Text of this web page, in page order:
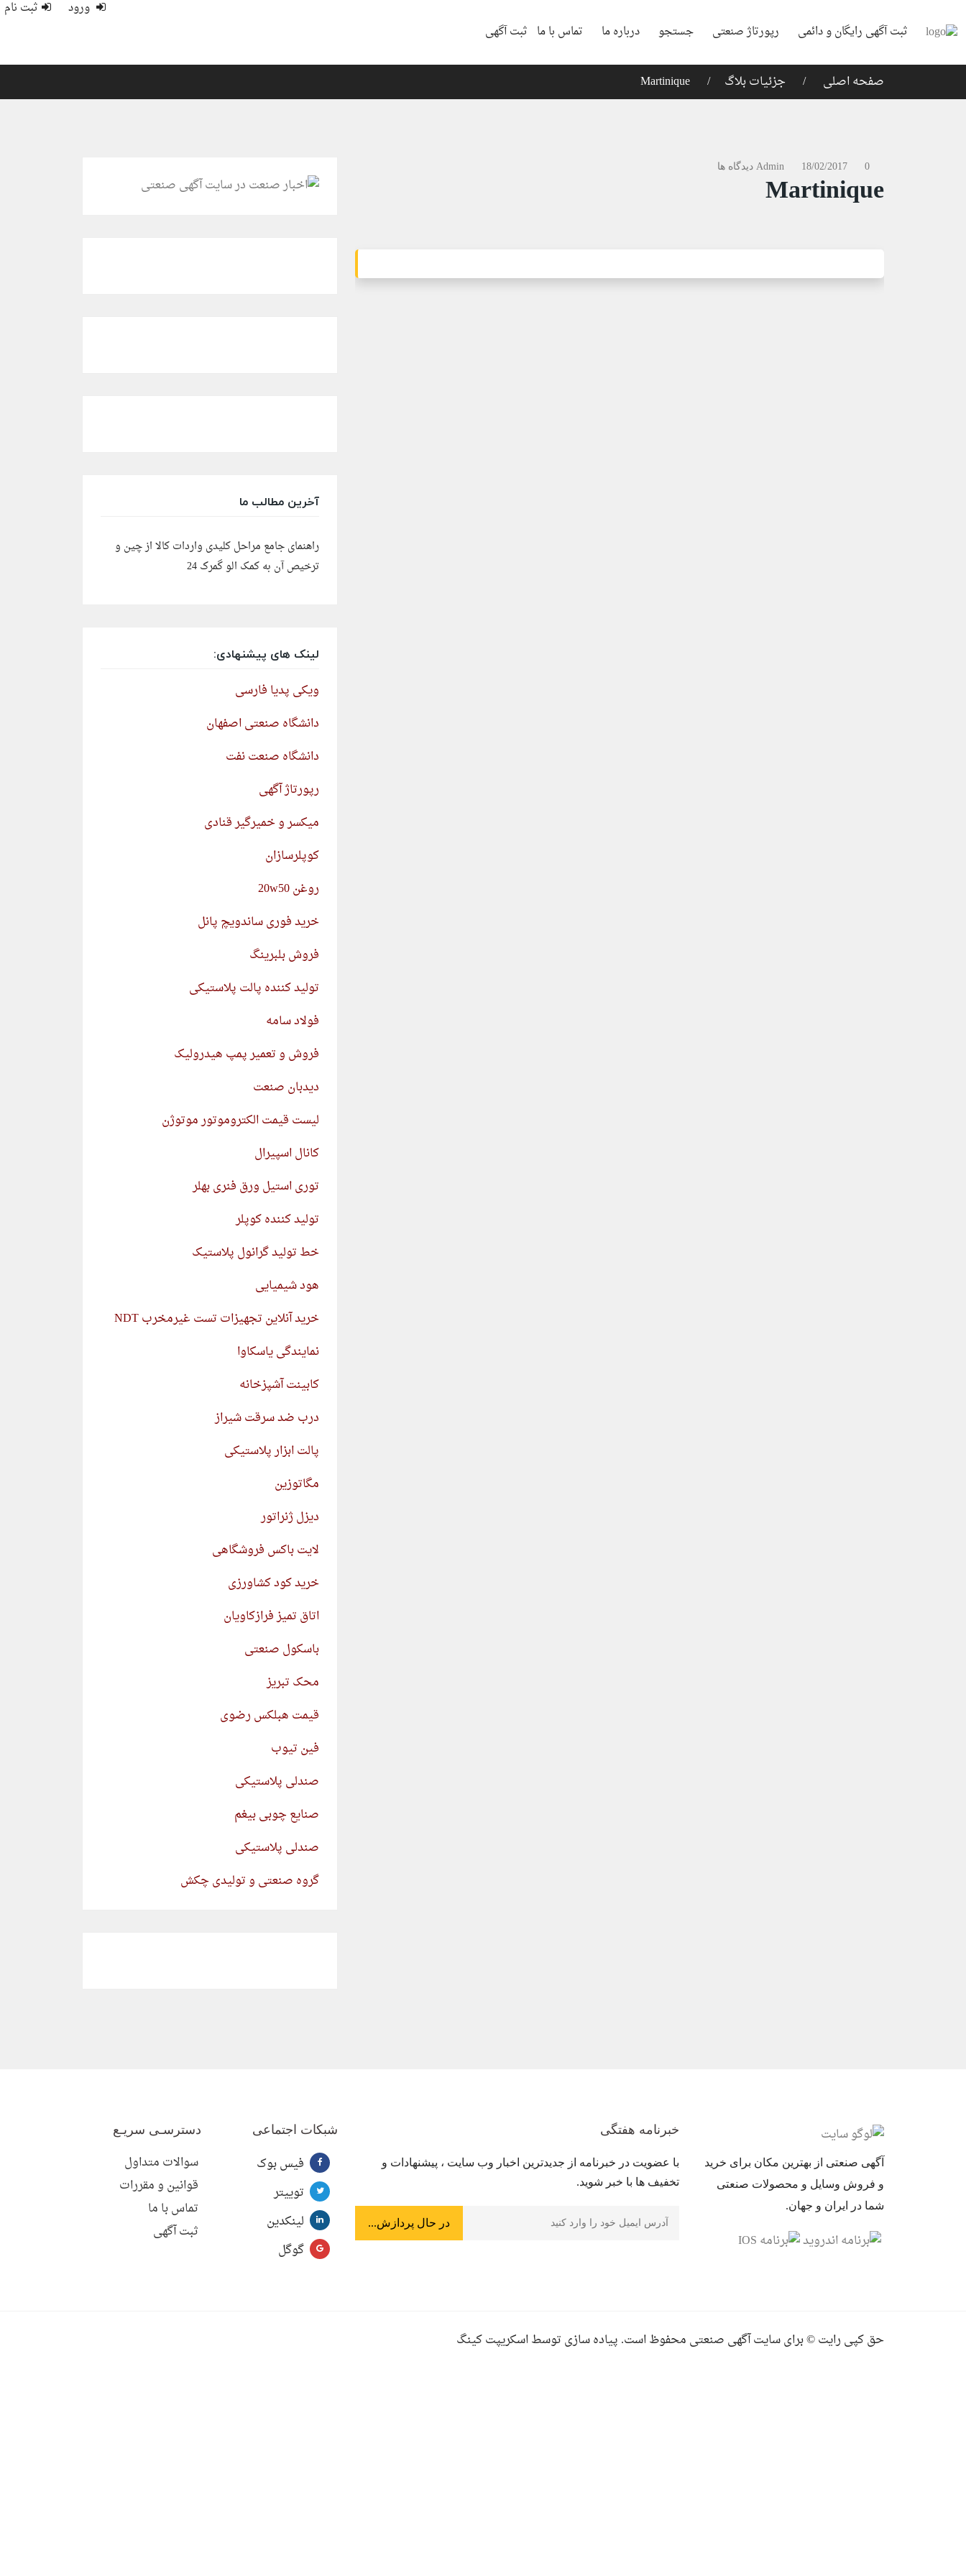
ثبت آگهی رایگان و دائمی رپورتاژ صنعتی جستجو درباره ما تماس با ما ثبت آگهی
ورود ثبت نام
صفحه اصلی جزئیات بلاگ Martinique
Admin 18/02/2017 0 دیدگاه ها
Martinique
آخرین مطالب ما
راهنمای جامع مراحل کلیدی واردات کالا از چین و
ترخیص آن به کمک الو گمرک 24
لینک های پیشنهادی:
ویکی پدیا فارسی
دانشگاه صنعتی اصفهان
دانشگاه صنعت نفت
رپورتاژ آگهی
میکسر و خمیرگیر قنادی
کوپلرسازان
روغن 20w50
خرید فوری ساندویچ پانل
فروش بلبرینگ
تولید کننده پالت پلاستیکی
فولاد سامه
فروش و تعمیر پمپ هیدرولیک
دیدبان صنعت
لیست قیمت الکتروموتور موتوژن
کانال اسپیرال
توری استیل ورق فنری بهلر
تولید کننده کوپلر
خط تولید گرانول پلاستیک
هود شیمیایی
خرید آنلاین تجهیزات تست غیرمخرب NDT
نمایندگی یاسکاوا
کابینت آشپزخانه
درب ضد سرقت شیراز
پالت ابزار پلاستیکی
مگاتوزین
دیزل ژنراتور
لایت باکس فروشگاهی
خرید کود کشاورزی
اتاق تمیز فرازکاویان
باسکول صنعتی
محک تبریز
قیمت هبلکس رضوی
فین تیوب
صندلی پلاستیکی
صنایع چوبی بیغم
صندلی پلاستیکی
گروه صنعتی و تولیدی چکش
آگهی صنعتی از بهترین مکان برای خرید
و فروش وسایل و محصولات صنعتی
شما در ایران و جهان.
خبرنامه هفتگی
با عضویت در خبرنامه از جدیدترین اخبار وب سایت ، پیشنهادات و
تخفیف ها با خبر شوید.
شبکات اجتماعی
فیس بوک
توییتر
لینکدین
گوگل
دسترسـی سریـع
سوالات متداول
قوانین و مقررات
تماس با ما
ثبت آگهی
حق کپی رایت © برای سایت آگهی صنعتی محفوظ است. پیاده سازی توسط اسکریپت کینگ